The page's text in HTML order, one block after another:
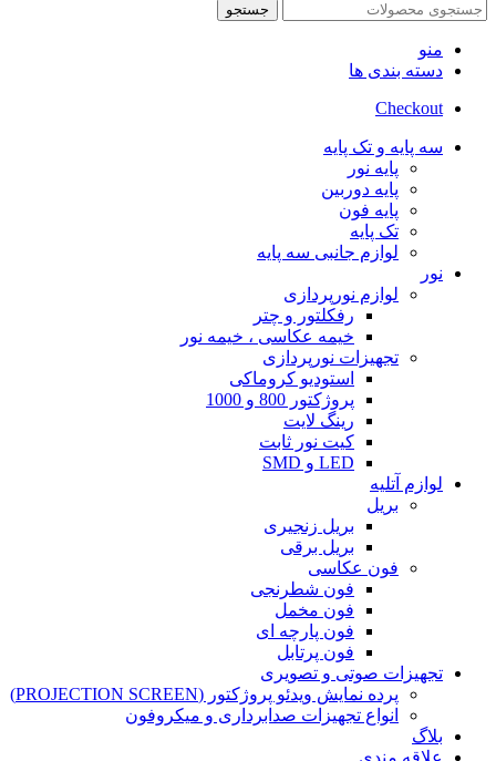
جستجو
منو
دسته بندی ها
Checkout
سه پایه و تک پایه
پایه نور
پایه دوربین
پایه فون
تک پایه
لوازم جانبی سه پایه
نور
لوازم نورپردازی
رفکلتور و چتر
خیمه عکاسی ، خیمه نور
تجهیزات نورپردازی
استودیو کروماکی
پروژکتور 800 و 1000
رینگ لایت
کیت نور ثابت
LED و SMD
لوازم آتلیه
بریل
بریل زنجیری
بریل برقی
فون عکاسی
فون شطرنجی
فون مخمل
فون پارچه ای
فون پرتابل
تجهیزات صوتی و تصویری
پرده نمایش ویدئو پروژکتور (PROJECTION SCREEN)
انواع تجهیزات صدابرداری و میکروفون
بلاگ